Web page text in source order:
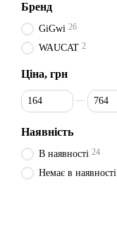
Бренд
GiGwi 26
WAUCAT 2
Ціна, грн
Від Ціна, грн
До Ціна, грн
Наявність
В наявності 24
Немає в наявності